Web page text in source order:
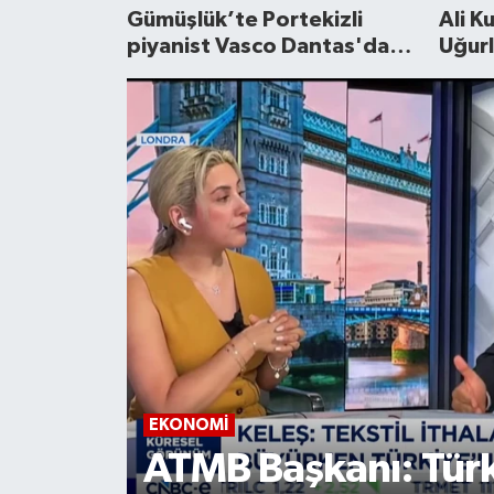
Gümüşlük’te Portekizli
piyanist Vasco Dantas'dan
Ali
EKONOMI
EPHESUS markası
Ekonomi